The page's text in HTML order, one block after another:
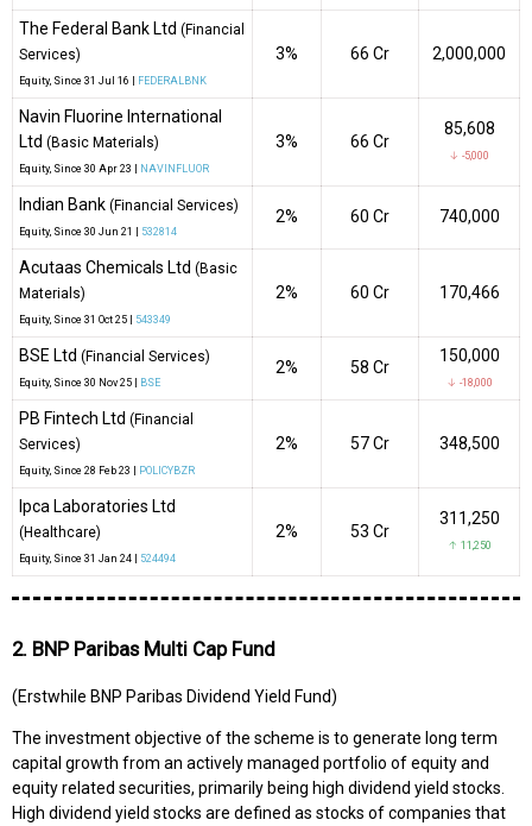
The Federal Bank Ltd (Financial
Services)
Equity , Since 31 Jul 16 | FEDERALBNK
3% ₹66 Cr 2,000,000
Navin Fluorine International
Ltd (Basic Materials)
Equity , Since 30 Apr 23 | NAVINFLUOR
3% ₹66 Cr
85,608
↓ -5,000
Indian Bank (Financial Services)
Equity , Since 30 Jun 21 | 532814
2% ₹60 Cr 740,000
Acutaas Chemicals Ltd (Basic
Materials)
Equity , Since 31 Oct 25 | 543349
2% ₹60 Cr 170,466
BSE Ltd (Financial Services)
Equity , Since 30 Nov 25 | BSE
2% ₹58 Cr
150,000
↓ -18,000
PB Fintech Ltd (Financial
Services)
Equity , Since 28 Feb 23 | POLICYBZR
2% ₹57 Cr 348,500
Ipca Laboratories Ltd
(Healthcare)
Equity , Since 31 Jan 24 | 524494
2% ₹53 Cr
311,250
↑ 11,250
2. BNP Paribas Multi Cap Fund
(Erstwhile BNP Paribas Dividend Yield Fund)
The investment objective of the scheme is to generate long term
capital growth from an actively managed portfolio of equity and
equity related securities, primarily being high dividend yield stocks.
High dividend yield stocks are defined as stocks of companies that